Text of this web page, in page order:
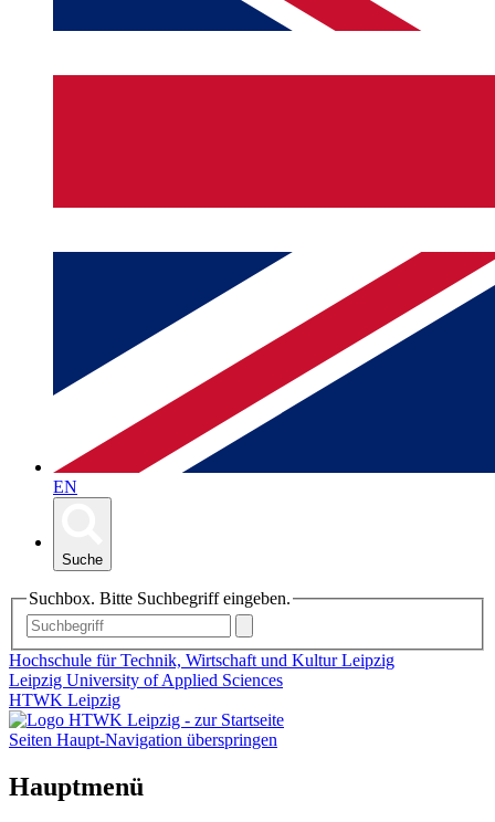
EN
Suche
Suchbox. Bitte Suchbegriff eingeben.
Hochschule für Technik, Wirtschaft und Kultur Leipzig
Leipzig University of Applied Sciences
HTWK Leipzig
Seiten Haupt-Navigation überspringen
Hauptmenü